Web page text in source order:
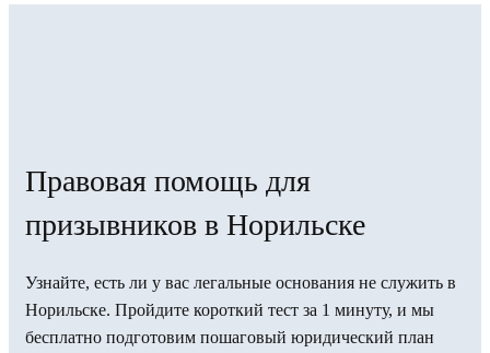
Правовая помощь для
призывников в Норильске
Узнайте, есть ли у вас легальные основания не служить в
Норильске. Пройдите короткий тест за 1 минуту, и мы
бесплатно подготовим пошаговый юридический план